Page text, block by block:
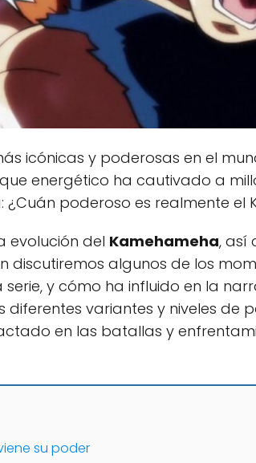
icónicas y poderosas en el
energético ha cautivado a
poderoso es realmente el
evolución del Kamehameha, así
discutiremos algunos de los
y cómo ha influido en la
diferentes variantes y niveles de
en las batallas y
su poder